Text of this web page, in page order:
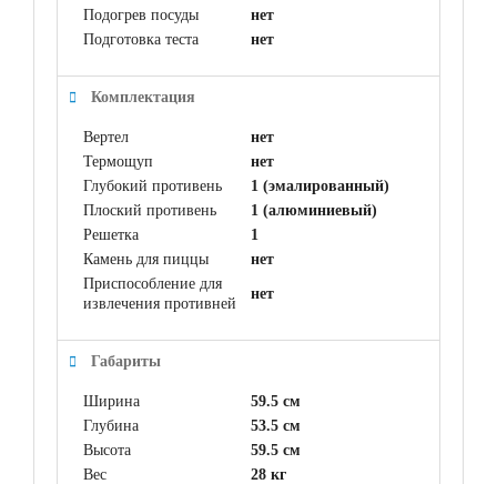
Подогрев посуды
нет
Подготовка теста
нет
Комплектация
Вертел
нет
Термощуп
нет
Глубокий противень
1 (эмалированный)
Плоский противень
1 (алюминиевый)
Решетка
1
Камень для пиццы
нет
Приспособление для
извлечения противней
нет
Габариты
Ширина
59.5 см
Глубина
53.5 см
Высота
59.5 см
Вес
28 кг